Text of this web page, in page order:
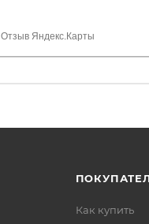
огромное спасибо
Отзыв Яндекс.Карты
Как купить